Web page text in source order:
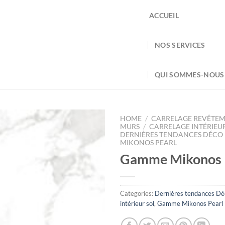
ACCUEIL
NOS SERVICES
QUI SOMMES-NOUS
HOME / CARRELAGE
MURS / CARRELAGE
DERNIÈRES TENDANCES DÉCO
MIKONOS PEARL
Gamme Mikonos
Categories: Dernières tendances
intérieur sol, Gamme Mikonos Pearl